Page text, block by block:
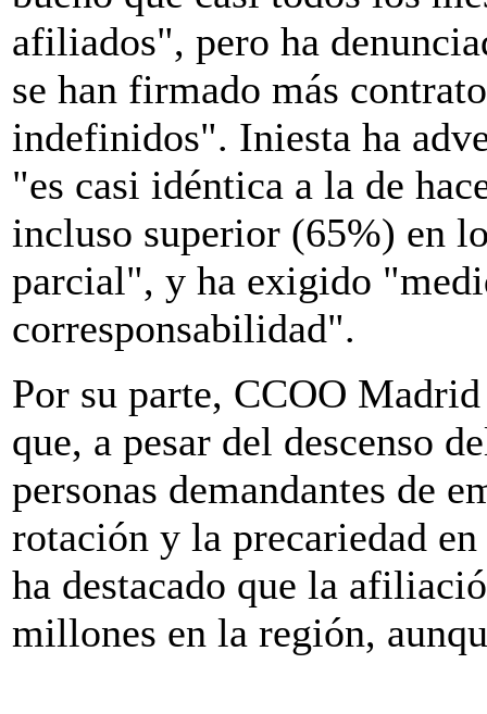
afiliados", pero ha
se han firmado más
indefinidos". Iniesta ha
"es casi idéntica a la de
incluso superior (65%) en
parcial", y ha exigido
corresponsabilidad".
Por su parte, CCOO
que, a pesar del descenso
personas demandantes de
rotación y la precariedad
ha destacado que la
millones en la región,